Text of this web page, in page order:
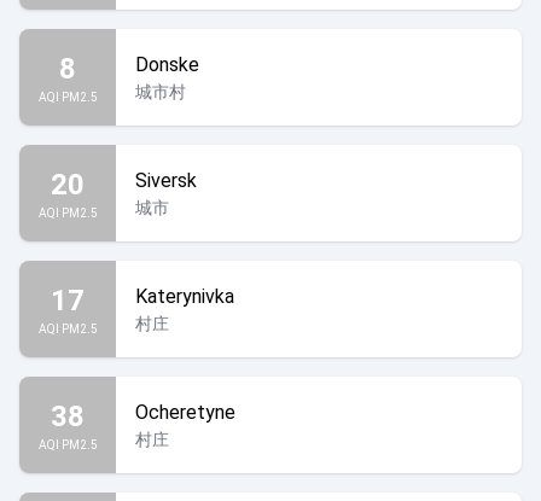
8
AQI PM2.5
Donske
城市村
20
AQI PM2.5
Siversk
城市
17
AQI PM2.5
Katerynivka
村庄
38
AQI PM2.5
Ocheretyne
村庄